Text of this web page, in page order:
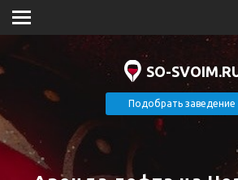
SO-
Подобрать заведение